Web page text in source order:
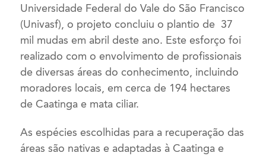
Universidade Federal do Vale do São Francisco
(Univasf), o projeto concluiu o plantio de 37
mil mudas em abril deste ano. Este esforço foi
realizado com o envolvimento de profissionais
de diversas áreas do conhecimento, incluindo
moradores locais, em cerca de 194 hectares
de Caatinga e mata ciliar.
As espécies escolhidas para a recuperação das
áreas são nativas e adaptadas à Caatinga e